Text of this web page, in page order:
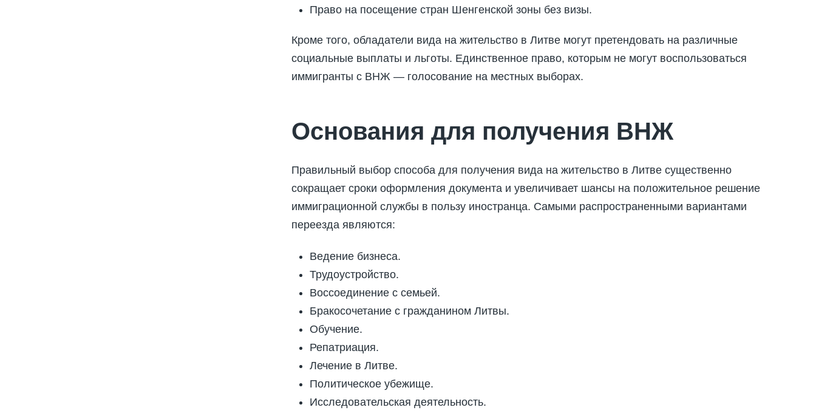
Право на посещение стран Шенгенской зоны без визы.
Кроме того, обладатели вида на жительство в Литве могут претендовать на различные
социальные выплаты и льготы. Единственное право, которым не могут воспользоваться
иммигранты с ВНЖ — голосование на местных выборах.
Основания для получения ВНЖ
Правильный выбор способа для получения вида на жительство в Литве существенно
сокращает сроки оформления документа и увеличивает шансы на положительное решение
иммиграционной службы в пользу иностранца. Самыми распространенными вариантами
переезда являются:
Ведение бизнеса.
Трудоустройство.
Воссоединение с семьей.
Бракосочетание с гражданином Литвы.
Обучение.
Репатриация.
Лечение в Литве.
Политическое убежище.
Исследовательская деятельность.